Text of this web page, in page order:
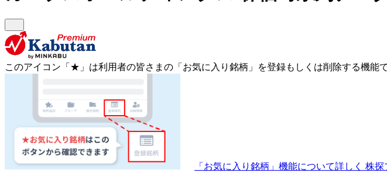
このアイコン 「★」 は利用者の皆さまの 「お気に入り銘柄」を登録もしくは削除する機能で
「お気に入り銘柄」機能について詳しく 株探